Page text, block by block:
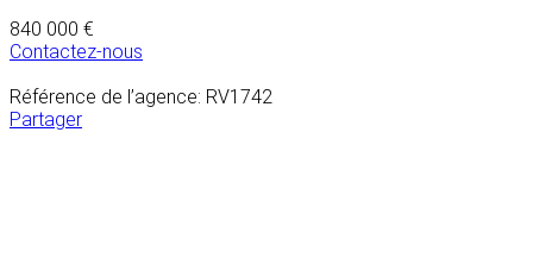
840 000 €
Contactez-nous
Référence de l’agence: RV1742
Partager